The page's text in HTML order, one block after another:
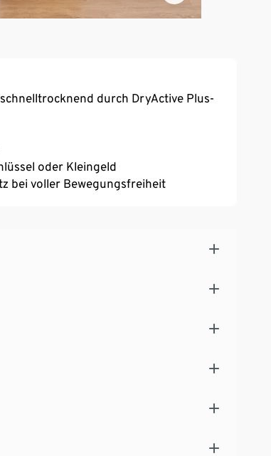
durch DryActive Plus-
oder Kleingeld
bei voller Bewegungsfreiheit